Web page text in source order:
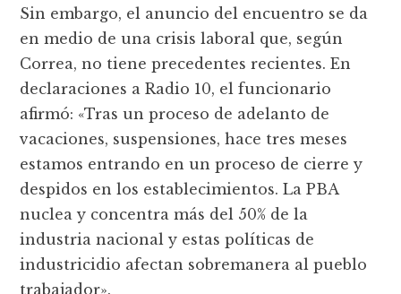
Sin embargo, el anuncio del encuentro se da
en medio de una crisis laboral que, según
Correa, no tiene precedentes recientes. En
declaraciones a Radio 10, el funcionario
afirmó: «Tras un proceso de adelanto de
vacaciones, suspensiones, hace tres meses
estamos entrando en un proceso de cierre y
despidos en los establecimientos. La PBA
nuclea y concentra más del 50% de la
industria nacional y estas políticas de
industricidio afectan sobremanera al pueblo
trabajador».